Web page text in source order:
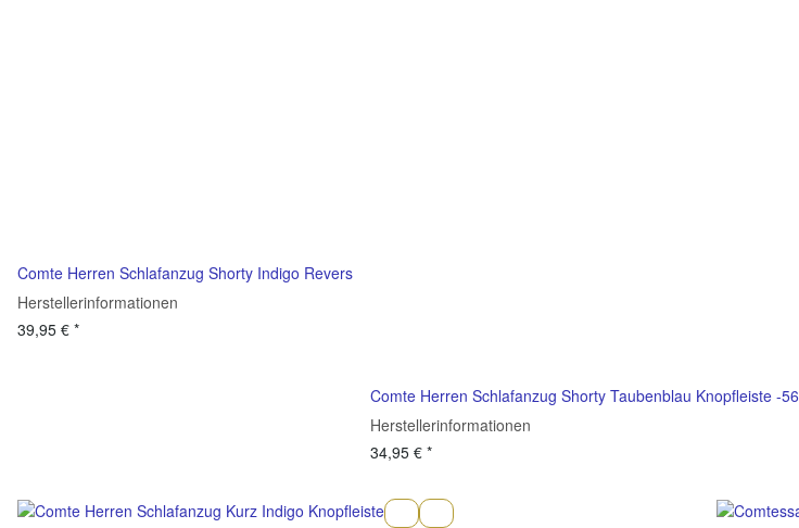
Comte Herren Schlafanzug Shorty Indigo Revers
Herstellerinformationen
39,95 € *
Comte Herren Schlafanzug Shorty Taubenblau Knopfleiste -56
Herstellerinformationen
34,95 € *